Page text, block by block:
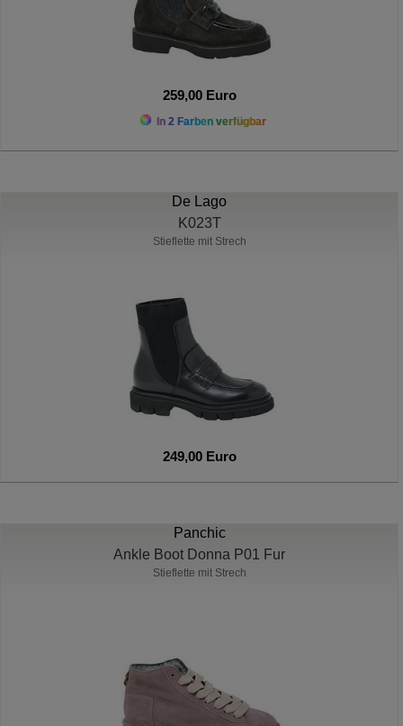
259,00 Euro
In 2 Farben verfügbar
De Lago
K023T
Stieflette mit Strech
249,00 Euro
Panchic
Ankle Boot Donna P01 Fur
Stieflette mit Strech